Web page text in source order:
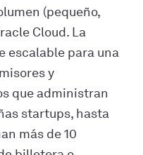
(pequeño,
Cloud. La
escalable para una
y
que administran
startups, hasta
más de 10